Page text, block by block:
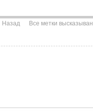
Назад Все метки